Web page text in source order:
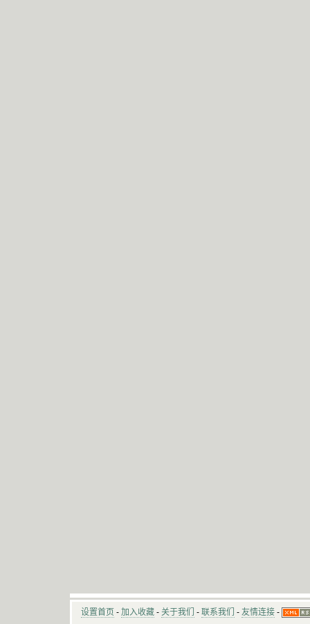
设置首页 - 加入收藏 - 关于我们 - 联系我们 - 友情连接 -